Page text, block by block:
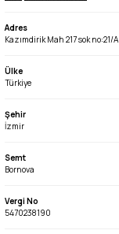
Adres
Kazımdirik Mah 217 sok no:21/A
Ülke
Türkiye
Şehir
İzmir
Semt
Bornova
Vergi No
5470238190